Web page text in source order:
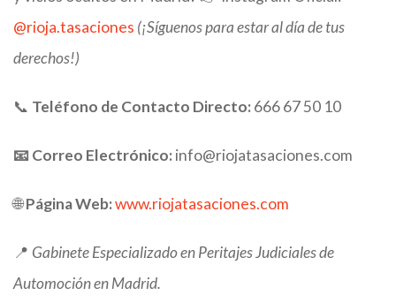
@rioja.tasaciones (¡Síguenos para estar al día de tus
derechos!)
📞 Teléfono de Contacto Directo:666 67 50 10
📧 Correo Electrónico:info@riojatasaciones.com
🌐Página Web:www.riojatasaciones.com
📍 Gabinete Especializado en Peritajes Judiciales de
Automoción en Madrid.